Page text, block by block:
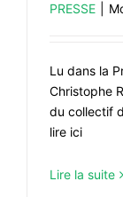
PRESSE
Lu dans la
Christophe
du collectif
lire ici
Lire la suite